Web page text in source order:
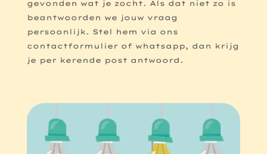
gevonden wat je zocht. Als dat niet zo is
beantwoorden we jouw vraag
persoonlijk. Stel hem via ons
contactformulier of whatsapp, dan krijg
je per kerende post antwoord.